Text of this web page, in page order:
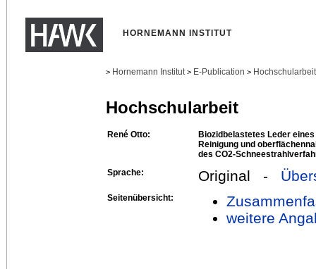
HORNEMANN INSTITUT
> Hornemann Institut > E-Publication >
Hochschularbeit
René Otto:
Biozidbelastetes Leder
Reinigung und
des CO2-
Sprache:
Original -
Seitenübersicht:
weitere